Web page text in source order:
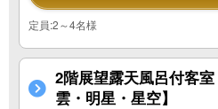
定員:2～4名様
2階展望露天風呂付客
雲・明星・星空】